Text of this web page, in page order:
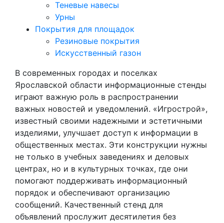
Теневые навесы
Урны
Покрытия для площадок
Резиновые покрытия
Искусственный газон
В современных городах и поселках
Ярославской области информационные стенды
играют важную роль в распространении
важных новостей и уведомлений. «Игрострой»,
известный своими надежными и эстетичными
изделиями, улучшает доступ к информации в
общественных местах. Эти конструкции нужны
не только в учебных заведениях и деловых
центрах, но и в культурных точках, где они
помогают поддерживать информационный
порядок и обеспечивают организацию
сообщений. Качественный стенд для
объявлений прослужит десятилетия без